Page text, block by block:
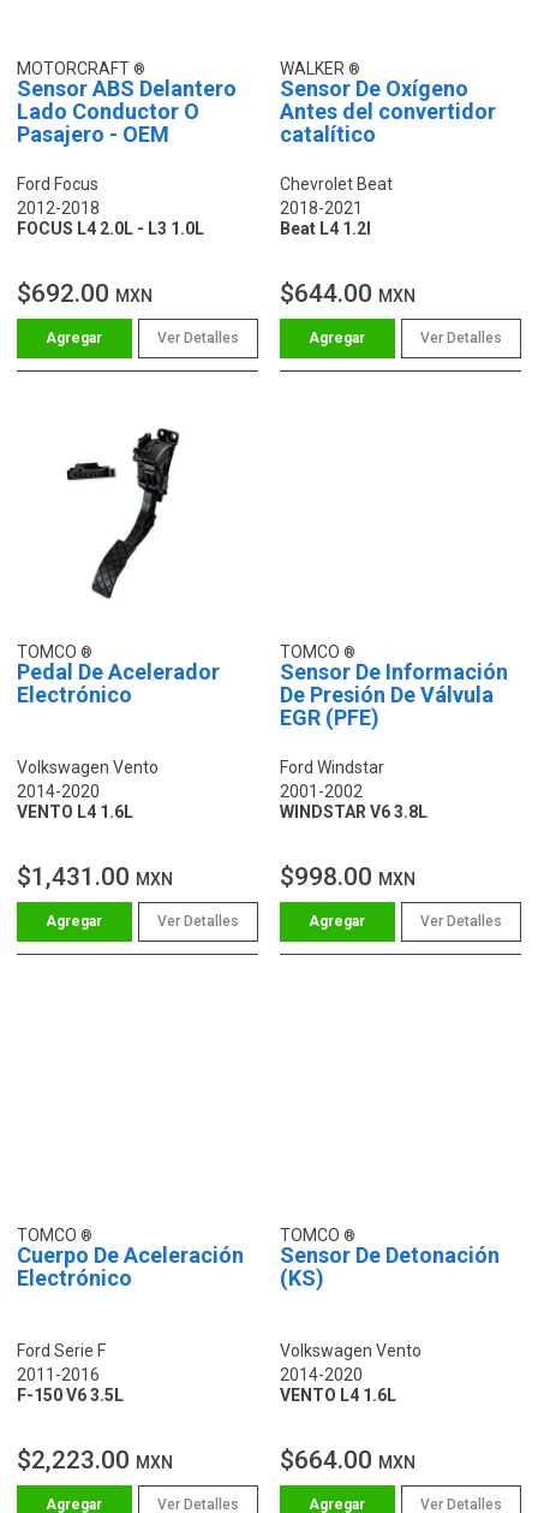
MOTORCRAFT
Sensor ABS Delantero
Lado Conductor O
Pasajero - OEM
Ford Focus
2012-2018
FOCUS L4 2.0L - L3 1.0L
$692.00 MXN
Ver Detalles
WALKER
Sensor De Oxígeno
Antes del convertidor
catalítico
Chevrolet Beat
2018-2021
Beat L4 1.2l
$644.00 MXN
Ver Detalles
TOMCO
Pedal De Acelerador
Electrónico
Volkswagen Vento
2014-2020
VENTO L4 1.6L
$1,431.00 MXN
Ver Detalles
TOMCO
Sensor De Información
De Presión De Válvula
EGR (PFE)
Ford Windstar
2001-2002
WINDSTAR V6 3.8L
$998.00 MXN
Ver Detalles
TOMCO
Cuerpo De Aceleración
Electrónico
Ford Serie F
2011-2016
F-150 V6 3.5L
$2,223.00 MXN
Ver Detalles
TOMCO
Sensor De Detonación
(KS)
Volkswagen Vento
2014-2020
VENTO L4 1.6L
$664.00 MXN
Ver Detalles